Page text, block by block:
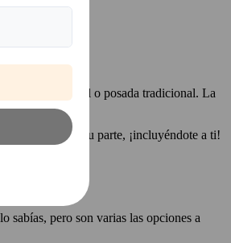
para hotel o posada tradicional. La
deben hacer su parte, ¡incluyéndote a ti!
sabías, pero son varias las opciones a